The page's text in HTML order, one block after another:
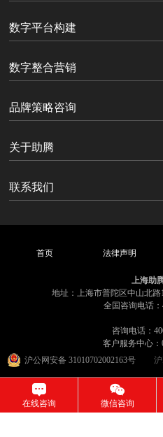
数字平台构建
数字整合营销
品牌策略咨询
关于助腾
联系我们
首页 法律声明
上海助
地址：上海市普陀区中山北路
全国咨询电话：
咨询电话：
客户服务中心：
沪公网安备 31010702002163号
在线咨询 微信咨询